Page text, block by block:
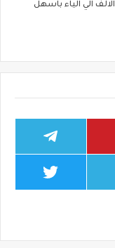
الي الياء باسهل